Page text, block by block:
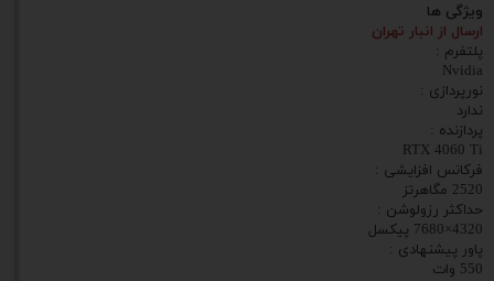
ویژگی ها
ارسال از انبار تهران
پلتفرم :
Nvidia
نورپردازی :
ندارد
پردازنده :
RTX 4060 Ti
فرکانس افزایشی :
2520 مگاهرتز
حداکثر رزولوشن :
4320×7680 پیکسل
پاور پیشنهادی :
550 وات